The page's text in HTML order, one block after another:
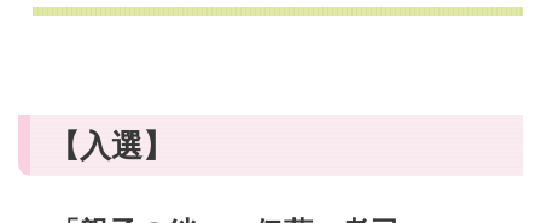
【入選】